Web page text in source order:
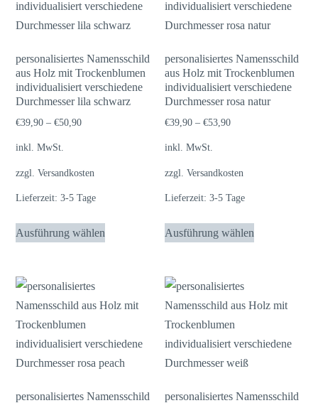
auf
der
Produktseite
auf
der
Produktseite
personalisiertes Namensschild
aus Holz mit Trockenblumen
individualisiert verschiedene
Durchmesser lila schwarz
€39,90 –€50,90
inkl. MwSt.
zzgl.Versandkosten
Lieferzeit:3-5 Tage
Ausführung wählen
Dieses
Produkt
auf
personalisiertes Namensschild
aus Holz mit Trockenblumen
individualisiert verschiedene
Durchmesser rosa natur
€39,90 –€53,90
inkl. MwSt.
zzgl.Versandkosten
Lieferzeit:3-5 Tage
Ausführung wählen
Dieses
Produkt
auf
personalisiertes Namensschild
personalisiertes Namensschild